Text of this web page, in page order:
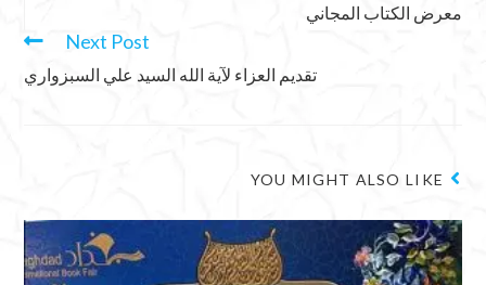
معرض الكتاب المجاني
Next Post
تقديم العزاء لآية الله السيد علي السبزواري
YOU MIGHT ALSO LIKE